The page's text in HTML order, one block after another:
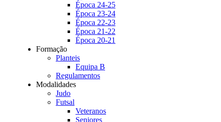
Época 24-25
Época 23-24
Época 22-23
Época 21-22
Época 20-21
Formação
Planteis
Equipa B
Regulamentos
Modalidades
Judo
Futsal
Veteranos
Seniores